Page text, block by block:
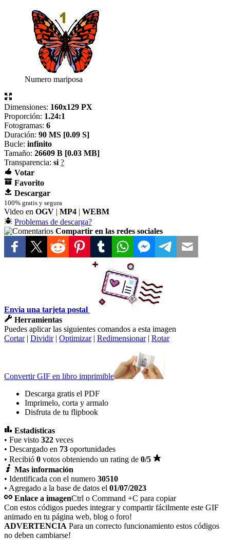
Numero mariposa
Dimensiones: 160x129 PX
Proporción: 1.24:1
Fotogramas: 6
Duración: 90 MS [0.09 S]
Bucle: infinito
Tamaño: 26609 B [0.03 MB]
Transparencia: si ?
Votar
Favorito
Descargar
100% gratis y segura
Video en OGV | MP4 | WEBM
Problemas de descarga?
Compartir en las redes sociales
Envia una tarjeta postal
Herramientas
Puedes aplicar las siguientes comandos a esta imagen
Cortar| Dividir| Optimizar| Redimensionar| Rotar
Convertir GIF en libro imprimible
Descarga gratis el PDF
Imprimelo, corta y armalo
Disfruta de tu flipbook
Estadísticas
• Fue visto 322 veces
• Descargado en 73 oportunidades
• Recibió 0 votos obteniendo un rating de 0/5
Mas información
• Identificada con el numero 30510
• Agregado a la base de datos el 01/07/2023
Enlace a imagenCtrl o Command +C para copiar
Con estos códigos puedes integrar y compartir fácilmente este GIF
animado en tu página web, blog o foro!
ADVERTENCIA Para un correcto funcionamiento estos códigos
no deben cambiarse!